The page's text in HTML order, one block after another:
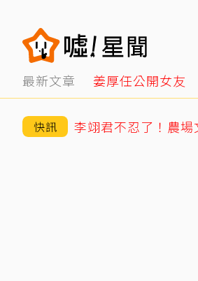
最新文章 姜厚任公開女友
快訊